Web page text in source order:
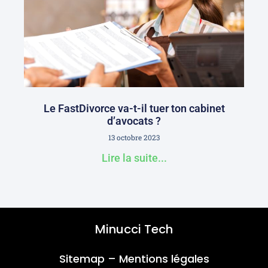
Le FastDivorce va-t-il tuer ton cabinet
d’avocats ?
13 octobre 2023
Lire la suite...
Minucci Tech
Sitemap – Mentions légales